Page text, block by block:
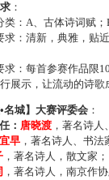
：
：A、古体诗词赋；
：清新，典雅，贴
：每首参赛作品限
展示，让流动的诗
名城】大赛评委会 ：
： 唐晓渡 ，著名诗
早 ，著名诗人、书
，著名诗人，散文家；
，著名诗人，南京作